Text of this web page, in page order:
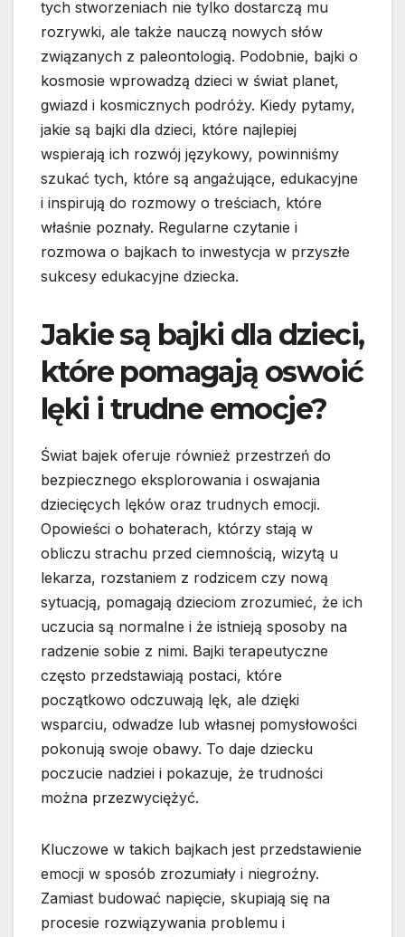
tych stworzeniach nie tylko dostarczą mu
rozrywki, ale także nauczą nowych słów
związanych z paleontologią. Podobnie, bajki o
kosmosie wprowadzą dzieci w świat planet,
gwiazd i kosmicznych podróży. Kiedy pytamy,
jakie są bajki dla dzieci, które najlepiej
wspierają ich rozwój językowy, powinniśmy
szukać tych, które są angażujące, edukacyjne
i inspirują do rozmowy o treściach, które
właśnie poznały. Regularne czytanie i
rozmowa o bajkach to inwestycja w przyszłe
sukcesy edukacyjne dziecka.
Jakie są bajki dla dzieci,
które pomagają oswoić
lęki i trudne emocje?
Świat bajek oferuje również przestrzeń do
bezpiecznego eksplorowania i oswajania
dziecięcych lęków oraz trudnych emocji.
Opowieści o bohaterach, którzy stają w
obliczu strachu przed ciemnością, wizytą u
lekarza, rozstaniem z rodzicem czy nową
sytuacją, pomagają dzieciom zrozumieć, że ich
uczucia są normalne i że istnieją sposoby na
radzenie sobie z nimi. Bajki terapeutyczne
często przedstawiają postaci, które
początkowo odczuwają lęk, ale dzięki
wsparciu, odwadze lub własnej pomysłowości
pokonują swoje obawy. To daje dziecku
poczucie nadziei i pokazuje, że trudności
można przezwyciężyć.
Kluczowe w takich bajkach jest przedstawienie
emocji w sposób zrozumiały i niegroźny.
Zamiast budować napięcie, skupiają się na
procesie rozwiązywania problemu i